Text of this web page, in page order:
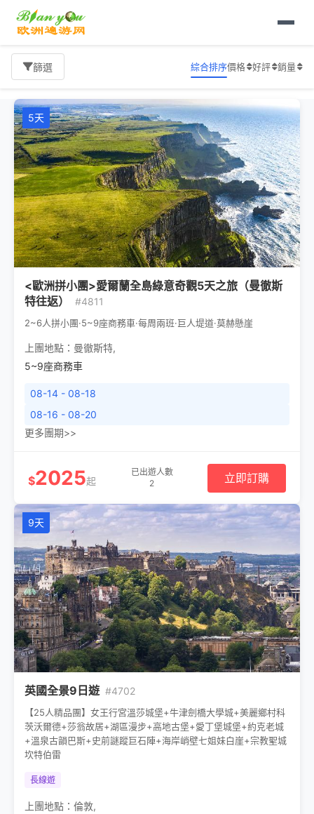
首頁 旅遊報價
篩選 綜合排序價格 好評 銷量
5天
<歐洲拼小團>愛爾蘭全島綠意奇觀5天之旅（曼徹斯
特往返）
#4811
2~6人拼小團·5~9座商務車·每周兩班·巨人堤道·莫赫懸崖
上團地點： 曼徹斯特,
5~9座商務車
08-14 - 08-18
08-16 - 08-20
更多團期>>
$2025起
已出遊人數
2
立即訂購
9天
英國全景9日遊 #4702
【25人精品團】女王行宮溫莎城堡+牛津劍橋大學城+美麗鄉村科
茨沃爾德+莎翁故居+湖區漫步+高地古堡+愛丁堡城堡+約克老城
+溫泉古韻巴斯+史前謎蹤巨石陣+海岸峭壁七姐妹白崖+宗教聖城
坎特伯雷
長線遊
上團地點： 倫敦,